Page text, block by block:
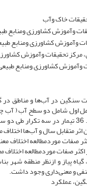
خاک وآب
وآموزش کشاورزی ومنابع
وآموزش کشاورزی ومنابع
تحقیقات وآموزش
کشاورزی ومنابع
اول شامل دو سطح آب ( آب
گیاه (پیاز، گوجه‌فرنگی و یونجه)
متقابل سال و آب‌ها
صفات موردمطالعه
صفات موردمطالعه
گیاه پیاز و ازنظر منطقه
و معنی‌داری وجود داشت.
عملکرد